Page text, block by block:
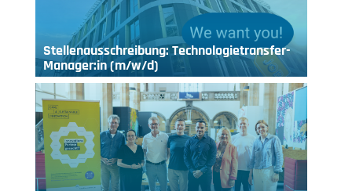
Stellenausschreibung: Technologietransfer-
Manager:in (m/w/d)